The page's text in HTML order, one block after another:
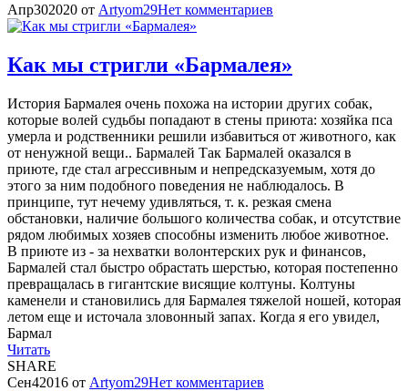
Апр302020 от Artyom29Нет комментариев
Как мы стригли «Бармалея»
История Бармалея очень похожа на истории других собак,
которые волей судьбы попадают в стены приюта: хозяйка пса
умерла и родственники решили избавиться от животного, как
от ненужной вещи.. Бармалей Так Бармалей оказался в
приюте, где стал агрессивным и непредсказуемым, хотя до
этого за ним подобного поведения не наблюдалось. В
принципе, тут нечему удивляться, т. к. резкая смена
обстановки, наличие большого количества собак, и отсутствие
рядом любимых хозяев способны изменить любое животное.
В приюте из - за нехватки волонтерских рук и финансов,
Бармалей стал быстро обрастать шерстью, которая постепенно
превращалась в гигантские висящие колтуны. Колтуны
каменели и становились для Бармалея тяжелой ношей, которая
летом еще и источала зловонный запах. Когда я его увидел,
Бармал
Читать
SHARE
Сен42016 от Artyom29Нет комментариев